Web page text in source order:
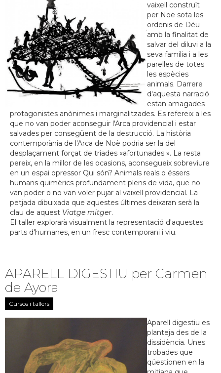
vaixell construït
per Noe sota les
ordenis de Déu
amb la finalitat de
salvar del diluvi a la
seva família i a les
parelles de totes
les espècies
animals. Darrere
d'aquesta narració
estan amagades
protagonistes anònimes i marginalitzades. Es refereix a les
que no van poder aconseguir l'Arca providencial i estar
salvades per consegüent de la destrucció. La història
contemporània de l'Arca de Noè podria ser la del
desplaçament forçat de triades «afortunades ». La resta
pereix, en la millor de les ocasions, aconsegueix sobreviure
en un espai opressor Qui són? Animals reals o éssers
humans quimèrics profundament plens de vida, que no
van poder o no van voler pujar al vaixell providencial. La
petjada dibuixada que aquestes últimes deixaran serà la
clau de aquest Viatge mitger.
El taller explorarà visualment la representació d'aquestes
parts d'humanes, en un fresc contemporani i viu.
APARELL DIGESTIU per Carmen
de Ayora
Cursos i tallers
Aparell digestiu es
planteja des de la
dissidència. Unes
trobades que
qüestionen en la